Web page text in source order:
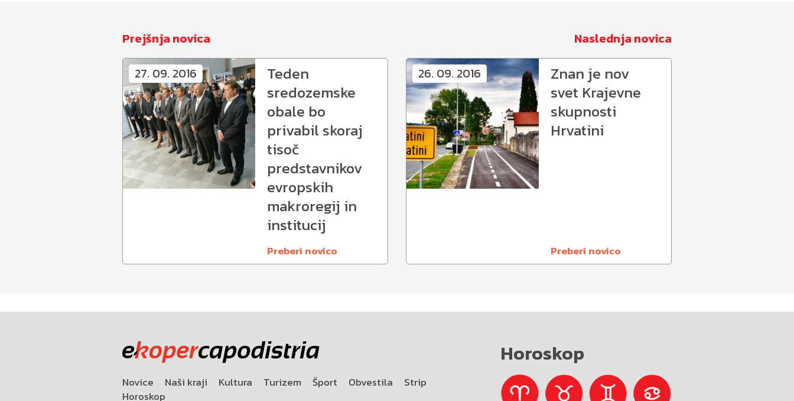
Prejšnja novica
Naslednja novica
27. 09. 2016
Teden
sredozemske
obale bo
privabil skoraj
tisoč
predstavnikov
evropskih
makroregij in
institucij
Preberi novico
26. 09. 2016
Znan je nov
svet Krajevne
skupnosti
Hrvatini
Preberi novico
Novice Naši kraji Kultura Turizem Šport Obvestila
Strip
Horoskop
Horoskop